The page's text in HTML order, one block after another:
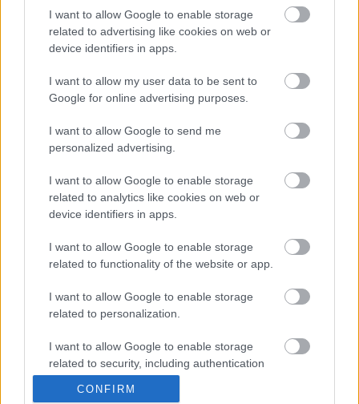
I want to allow Google to enable storage
related to advertising like cookies on web or
device identifiers in apps.
I want to allow my user data to be sent to
Google for online advertising purposes.
I want to allow Google to send me
personalized advertising.
I want to allow Google to enable storage
related to analytics like cookies on web or
device identifiers in apps.
I want to allow Google to enable storage
related to functionality of the website or app.
I want to allow Google to enable storage
related to personalization.
I want to allow Google to enable storage
related to security, including authentication
functionality and fraud prevention, and other
user protection.
CONFIRM
Fő az egészség!
Leragadva
Szólj hozzá!
A hozzászóláshoz be kell lépned!